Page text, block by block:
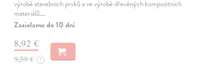
výrobě stavebních prvků a ve výrobě dřevěných kompozitních
materiálů.…
Zasielame do 10 dní
8,92 €
9,59 € ?